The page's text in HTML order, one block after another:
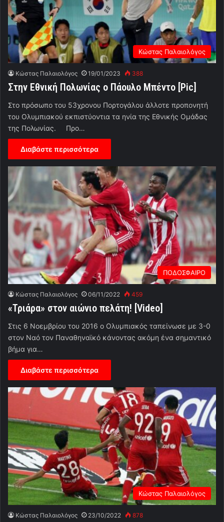
Κώστας Παλαιολόγος
Κώστας Παλαιολόγος 19/01/2023 388
Στην Εθνική Πολωνίας ο Πάουλο Μπέντο [Pic]
Στο πρόσωπο του 53χρονου Πορτογάλου άλλοτε προπονητή
του Ολυμπιακού εκπιστύοντια τα ηνία της Εθνικής Ομάδας
της Πολωνίας. Προ…
Διαβάστε περισσότερα
ΠΟΔΟΣΦΑΙΡΟ
Κώστας Παλαιολόγος 06/11/2022 459
«Τριάρα» στον αιώνιο πελάτη! [Video]
Στις 6 Νοεμβρίου του 2016 ο Ολυμπιακός ταπείνωσε με 3-0
στον Ναό τον Παναθηναϊκό κάνοντας ακόμη ένα σημαντικό
βήμα για…
Διαβάστε περισσότερα
Κώστας Παλαιολόγος
Κώστας Παλαιολόγος 23/10/2022 878